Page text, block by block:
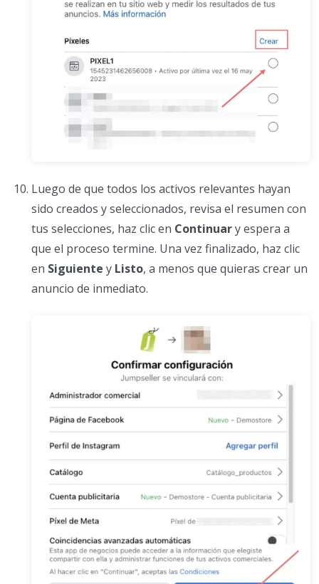
Luego de que todos los activos relevantes hayan
sido creados y seleccionados, revisa el resumen con
tus selecciones, haz clic en Continuary espera a
que el proceso termine. Una vez finalizado, haz clic
en Siguiente y Listo, a menos que quieras crear un
anuncio de inmediato.